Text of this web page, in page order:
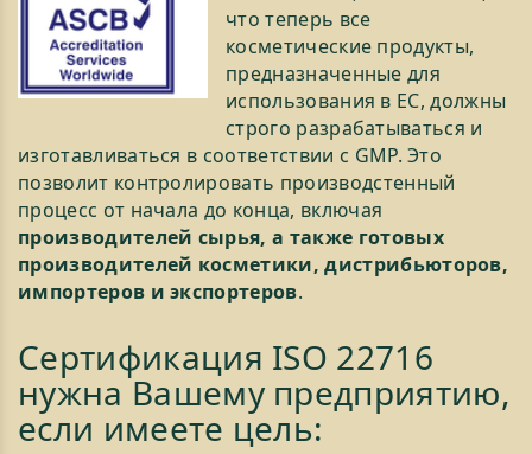
что теперь все
косметические продукты,
предназначенные для
использования в ЕС, должны
строго разрабатываться и
изготавливаться в соответствии с GMP. Это
позволит контролировать производстенный
процесс от начала до конца, включая
производителей сырья, а также готовых
производителей косметики, дистрибьюторов,
импортеров и экспортеров.
Сертификация ISO 22716
нужна Вашему предприятию,
если имеете цель: